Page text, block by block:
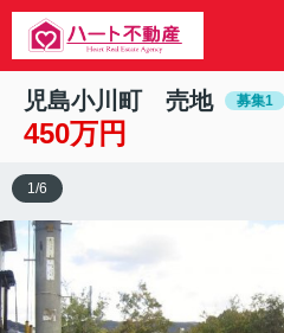
児島小川町 売地 募集1
450万円
1 /6